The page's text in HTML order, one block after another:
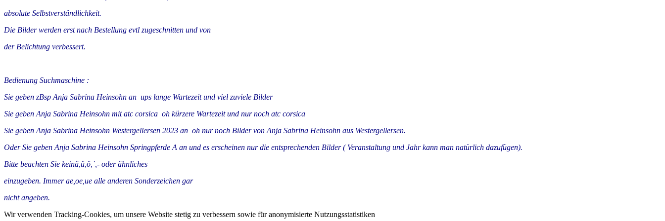
absolute Selbstverständlichkeit.
Die Bilder werden erst nach Bestellung evtl zugeschnitten und von
der Belichtung verbessert.
Bedienung Suchmaschine :
Sie geben zBsp Anja Sabrina Heinsohn an ups lange Wartezeit und viel zuviele Bilder
Sie geben Anja Sabrina Heinsohn mit atc corsica oh kürzere Wartezeit und nur noch atc corsica
Sie geben Anja Sabrina Heinsohn Westergellersen 2023 an oh nur noch Bilder von Anja Sabrina Heinsohn aus Westergellersen.
Oder Sie geben Anja Sabrina Heinsohn Springpferde A an und es erscheinen nur die entsprechenden Bilder ( Veranstaltung und Jahr kann man natürlich dazufügen).
Bitte beachten Sie keinä,ü,ö,`,- oder ähnliches
einzugeben. Immer ae,oe,ue alle anderen Sonderzeichen gar
nicht angeben.
Wir verwenden Tracking-Cookies, um unsere Website stetig zu verbessern sowie für anonymisierte Nutzungsstatistiken